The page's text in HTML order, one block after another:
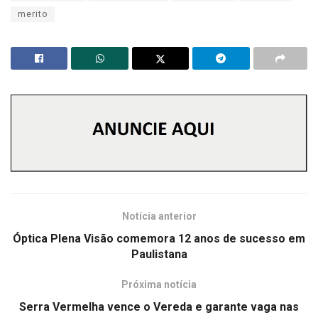
merito
Notícia anterior
Óptica Plena Visão comemora 12 anos de sucesso em
Paulistana
Próxima notícia
Serra Vermelha vence o Vereda e garante vaga nas